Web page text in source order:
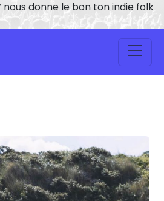
nous donne le bon ton indie folk